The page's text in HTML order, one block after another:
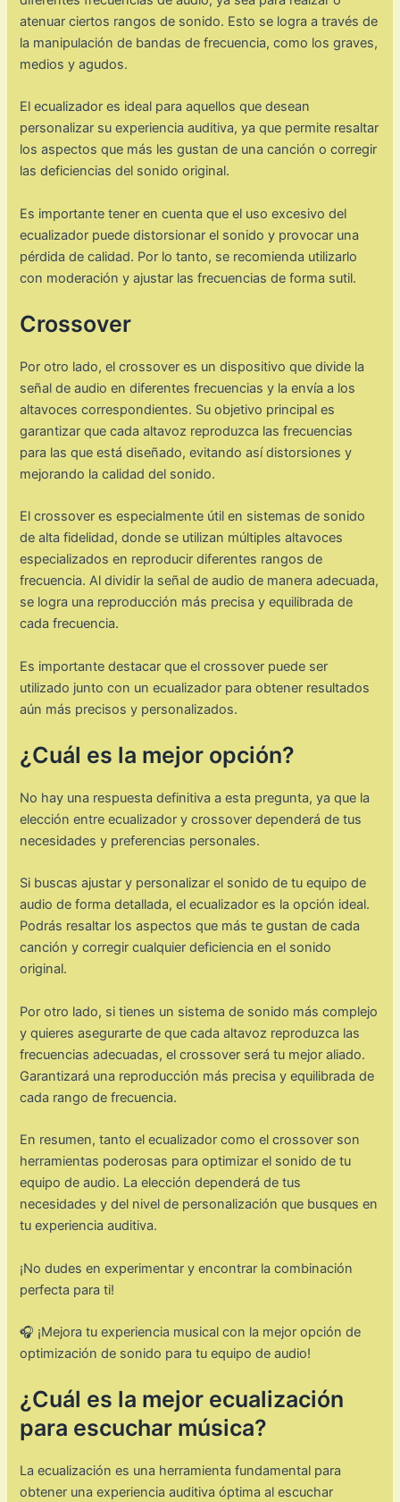
atenuar ciertos rangos de sonido. Esto se logra a través de
la manipulación de bandas de frecuencia, como los graves,
medios y agudos.
El ecualizador es ideal para aquellos que desean
personalizar su experiencia auditiva, ya que permite resaltar
los aspectos que más les gustan de una canción o corregir
las deficiencias del sonido original.
Es importante tener en cuenta que el uso excesivo del
ecualizador puede distorsionar el sonido y provocar una
pérdida de calidad. Por lo tanto, se recomienda utilizarlo
con moderación y ajustar las frecuencias de forma sutil.
Crossover
Por otro lado, el crossover es un dispositivo que divide la
señal de audio en diferentes frecuencias y la envía a los
altavoces correspondientes. Su objetivo principal es
garantizar que cada altavoz reproduzca las frecuencias
para las que está diseñado, evitando así distorsiones y
mejorando la calidad del sonido.
El crossover es especialmente útil en sistemas de sonido
de alta fidelidad, donde se utilizan múltiples altavoces
especializados en reproducir diferentes rangos de
frecuencia. Al dividir la señal de audio de manera adecuada,
se logra una reproducción más precisa y equilibrada de
cada frecuencia.
Es importante destacar que el crossover puede ser
utilizado junto con un ecualizador para obtener resultados
aún más precisos y personalizados.
¿Cuál es la mejor opción?
No hay una respuesta definitiva a esta pregunta, ya que la
elección entre ecualizador y crossover dependerá de tus
necesidades y preferencias personales.
Si buscas ajustar y personalizar el sonido de tu equipo de
audio de forma detallada, el ecualizador es la opción ideal.
Podrás resaltar los aspectos que más te gustan de cada
canción y corregir cualquier deficiencia en el sonido
original.
Por otro lado, si tienes un sistema de sonido más complejo
y quieres asegurarte de que cada altavoz reproduzca las
frecuencias adecuadas, el crossover será tu mejor aliado.
Garantizará una reproducción más precisa y equilibrada de
cada rango de frecuencia.
En resumen, tanto el ecualizador como el crossover son
herramientas poderosas para optimizar el sonido de tu
equipo de audio. La elección dependerá de tus
necesidades y del nivel de personalización que busques en
tu experiencia auditiva.
¡No dudes en experimentar y encontrar la combinación
perfecta para ti!
🎧 ¡Mejora tu experiencia musical con la mejor opción de
optimización de sonido para tu equipo de audio!
¿Cuál es la mejor ecualización
para escuchar música?
La ecualización es una herramienta fundamental para
obtener una experiencia auditiva óptima al escuchar